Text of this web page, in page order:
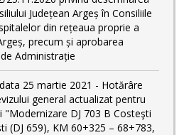
Județean Argeș în Consiliile
din rețeaua proprie a
precum și aprobarea
Administrație
25 martie 2021 - Hotărâre
general actualizat pentru
DJ 703 B Costeşti
(DJ 659), KM 60+325 – 68+783,